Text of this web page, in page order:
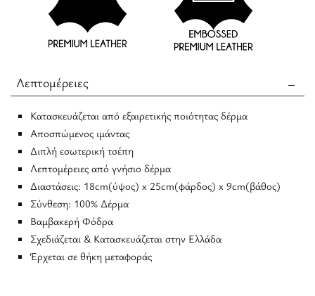
Λεπτομέρειες
Κατασκευάζεται από εξαιρετικής ποιότητας δέρμα
Αποσπώμενος ιμάντας
Διπλή εσωτερική τσέπη
Λεπτομέρειες από γνήσιο δέρμα
Διαστάσεις: 18cm(ύψος) x 25cm(φάρδος) x 9cm(βάθος)
Σύνθεση: 100% Δέρμα
Βαμβακερή Φόδρα
Σχεδιάζεται & Κατασκευάζεται στην Ελλάδα
Έρχεται σε θήκη μεταφοράς